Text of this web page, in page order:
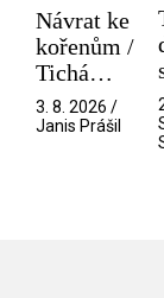
Návrat ke
kořenům /
Tichá
přítelkyně
3. 8. 2026 /
Janis Prášil